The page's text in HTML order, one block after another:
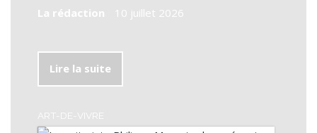
La rédaction 10 juillet 2026
Lire la suite
ART-DE-VIVRE